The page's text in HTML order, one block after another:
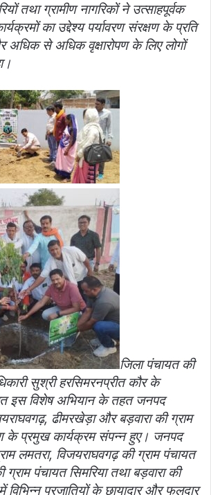
तथा ग्रामीण नागरिकों ने उत्साहपूर्वक
का उद्देश्य पर्यावरण संरक्षण के प्रति
अधिक से अधिक वृक्षारोपण के लिए लोगों
जिला पंचायत की
सुश्री हरसिमरनप्रीत कौर के
इस विशेष अभियान के तहत जनपद
ढीमरखेड़ा और बड़वारा की ग्राम
के प्रमुख कार्यक्रम संपन्न हुए। जनपद
लमतरा, विजयराघवगढ़ की ग्राम पंचायत
पंचायत सिमरिया तथा बड़वारा की
विभिन्न प्रजातियों के छायादार और फलदार